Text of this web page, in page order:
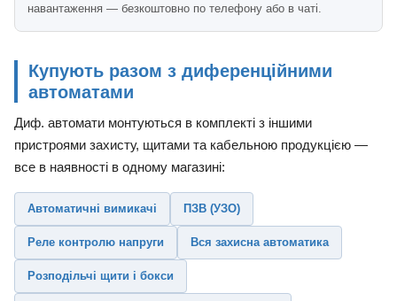
навантаження — безкоштовно по телефону або в чаті.
Купують разом з диференційними
автоматами
Диф. автомати монтуються в комплекті з іншими
пристроями захисту, щитами та кабельною продукцією —
все в наявності в одному магазині:
Автоматичні вимикачі ПЗВ (УЗО)
Реле контролю напруги Вся захисна автоматика
Розподільчі щити і бокси